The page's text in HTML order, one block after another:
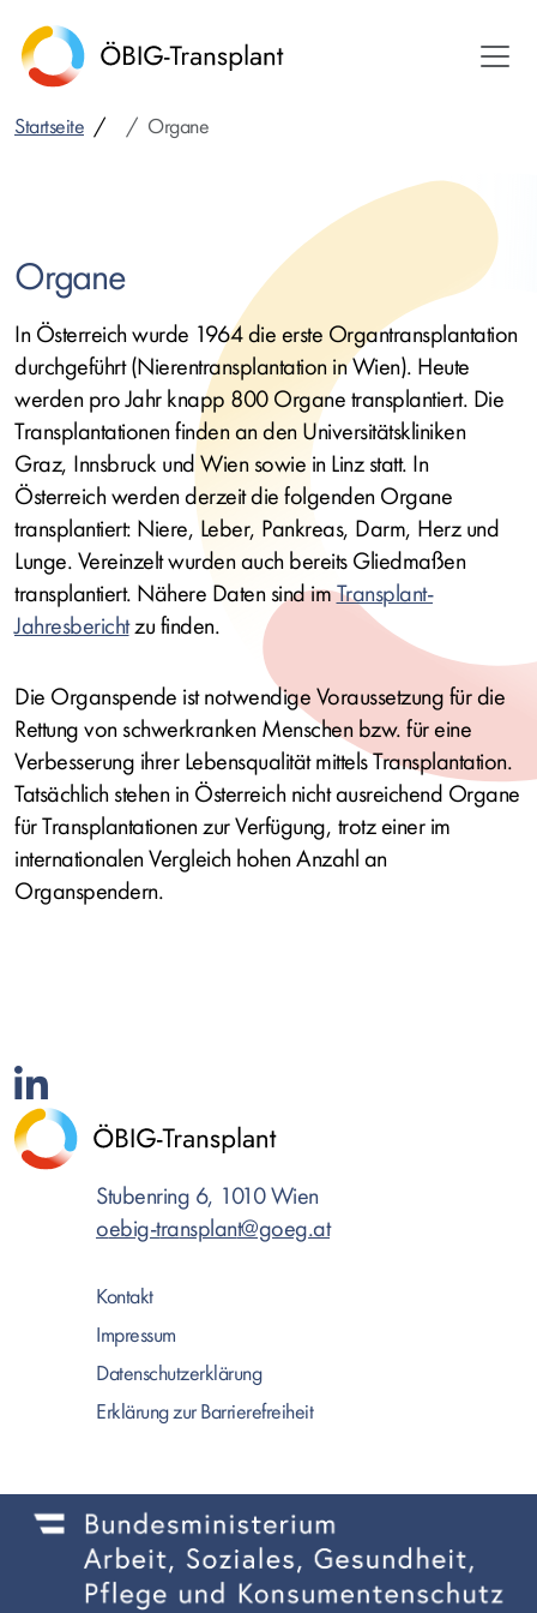
zum
Inhalt
Startseite Organe
Organe
In Österreich wurde 1964 die erste Organtransplantation
durchgeführt (Nierentransplantation in Wien). Heute
werden pro Jahr knapp 800 Organe transplantiert. Die
Transplantationen finden an den Universitätskliniken
Graz, Innsbruck und Wien sowie in Linz statt. In
Österreich werden derzeit die folgenden Organe
transplantiert: Niere, Leber, Pankreas, Darm, Herz und
Lunge. Vereinzelt wurden auch bereits Gliedmaßen
transplantiert. Nähere Daten sind imTransplant-
Jahresberichtzu finden.
Die Organspende ist notwendige Voraussetzung für die
Rettung von schwerkranken Menschen bzw. für eine
Verbesserung ihrer Lebensqualität mittels Transplantation.
Tatsächlich stehen in Österreich nicht ausreichend Organe
für Transplantationen zur Verfügung, trotz einer im
internationalen Vergleich hohen Anzahl an
Organspendern.
Stubenring 6, 1010 Wien
oebig-transplant@goeg.at
Kontakt
Impressum
Datenschutzerklärung
Erklärung zur Barrierefreiheit